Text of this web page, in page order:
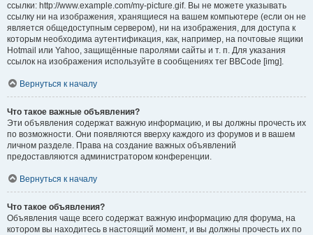
ссылки: http://www.example.com/my-picture.gif. Вы не можете указывать
ссылку ни на изображения, хранящиеся на вашем компьютере (если он не
является общедоступным сервером), ни на изображения, для доступа к
которым необходима аутентификация, как, например, на почтовые ящики
Hotmail или Yahoo, защищённые паролями сайты и т. п. Для указания
ссылок на изображения используйте в сообщениях тег BBCode [img].
Вернуться к началу
Что такое важные объявления?
Эти объявления содержат важную информацию, и вы должны прочесть их
по возможности. Они появляются вверху каждого из форумов и в вашем
личном разделе. Права на создание важных объявлений
предоставляются администратором конференции.
Вернуться к началу
Что такое объявления?
Объявления чаще всего содержат важную информацию для форума, на
котором вы находитесь в настоящий момент, и вы должны прочесть их по